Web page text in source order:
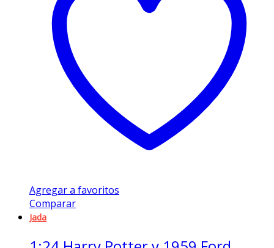
Agregar a favoritos
Comparar
Jada